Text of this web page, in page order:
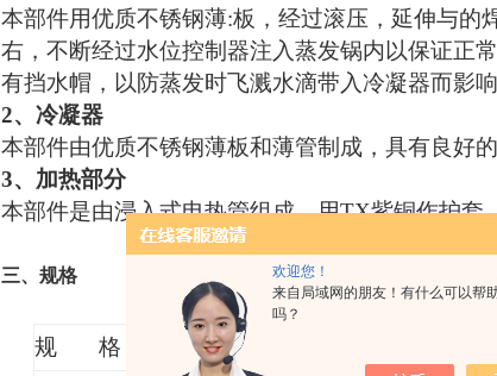
欢迎您！
来自局域网的朋友！有什么可以帮
吗？
本部件用优质不锈钢薄:板，经过滚压，延伸与的
右，不断经过水位控制器注入蒸发锅内以保证正
有挡水帽，以防蒸发时飞溅水滴带入冷凝器而影
2、冷凝器
本部件由优质不锈钢薄板和薄管制成，具有良好
3、加热部分
本部件是由浸入式电热管组成，用TX紫铜作护套
三、规格
规 格 5升/时